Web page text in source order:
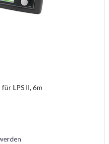
LPS II, 6m